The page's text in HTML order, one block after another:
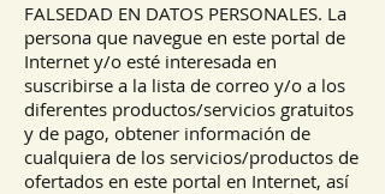
FALSEDAD EN DATOS PERSONALES. La
persona que navegue en este portal de
Internet y/o esté interesada en
suscribirse a la lista de correo y/o a los
diferentes productos/servicios gratuitos
y de pago, obtener información de
cualquiera de los servicios/productos de
ofertados en este portal en Internet, así